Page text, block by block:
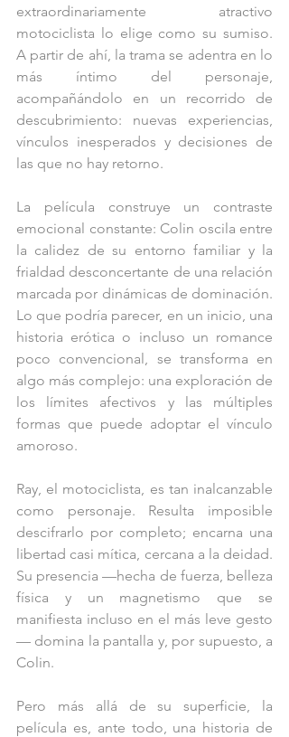
extraordinariamente atractivo
motociclista lo elige como su sumiso.
A partir de ahí, la trama se adentra en lo
más íntimo del personaje,
acompañándolo en un recorrido de
descubrimiento: nuevas experiencias,
vínculos inesperados y decisiones de
las que no hay retorno.
La película construye un contraste
emocional constante: Colin oscila entre
la calidez de su entorno familiar y la
frialdad desconcertante de una relación
marcada por dinámicas de dominación.
Lo que podría parecer, en un inicio, una
historia erótica o incluso un romance
poco convencional, se transforma en
algo más complejo: una exploración de
los límites afectivos y las múltiples
formas que puede adoptar el vínculo
amoroso.
Ray, el motociclista, es tan inalcanzable
como personaje. Resulta imposible
descifrarlo por completo; encarna una
libertad casi mítica, cercana a la deidad.
Su presencia —hecha de fuerza, belleza
física y un magnetismo que se
manifiesta incluso en el más leve gesto
— domina la pantalla y, por supuesto, a
Colin.
Pero más allá de su superficie, la
película es, ante todo, una historia de